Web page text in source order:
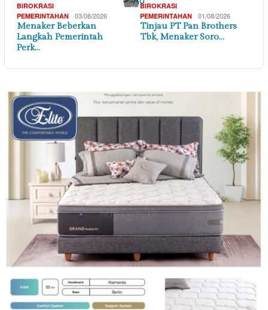
BIROKRASI
PEMERINTAHAN
03/08/2026
Menaker Beberkan
Langkah Pemerintah
Perk…
BIROKRASI
PEMERINTAHAN
01/08/2026
Tinjau PT Pan Brothers
Tbk, Menaker Soro…
×